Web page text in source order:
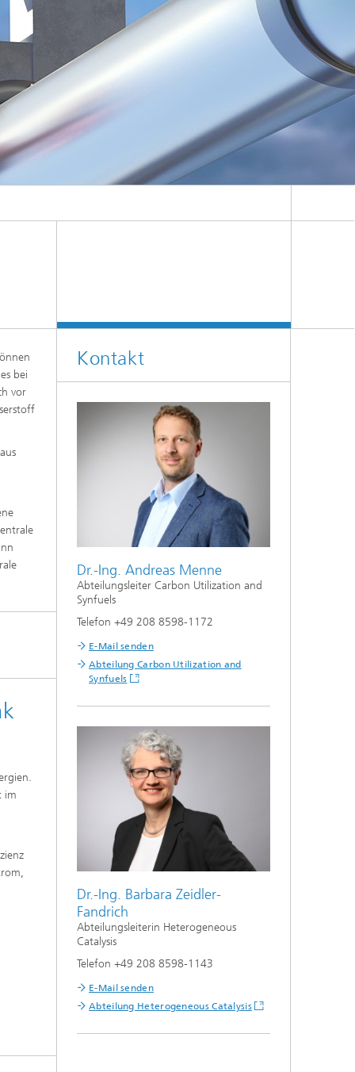
bei
vor
im
Kontakt
Dr.-Ing. Andreas Menne
Abteilungsleiter Carbon Utilization and
Synfuels
Telefon +49 208 8598-1172
E-Mail senden
Abteilung Carbon Utilization and
Synfuels
Dr.-Ing. Barbara Zeidler-
Fandrich
Abteilungsleiterin Heterogeneous
Catalysis
Telefon +49 208 8598-1143
E-Mail senden
Abteilung Heterogeneous Catalysis